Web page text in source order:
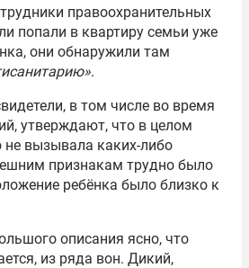
правоохранительных
попали в квартиру семьи уже
они обнаружили там
.
в том числе во время
утверждают, что в целом
вызывала каких-либо
признакам трудно было
ребёнка было близко к
описания ясно, что
из ряда вон. Дикий,